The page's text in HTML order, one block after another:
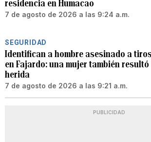
residencia en Humacao
7 de agosto de 2026 a las 9:24 a.m.
SEGURIDAD
Identifican a hombre asesinado a
en Fajardo: una mujer también resultó
herida
7 de agosto de 2026 a las 9:21 a.m.
PUBLICIDAD